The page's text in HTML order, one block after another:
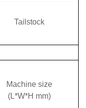
Tailstock
Machine size
(L*W*H mm)